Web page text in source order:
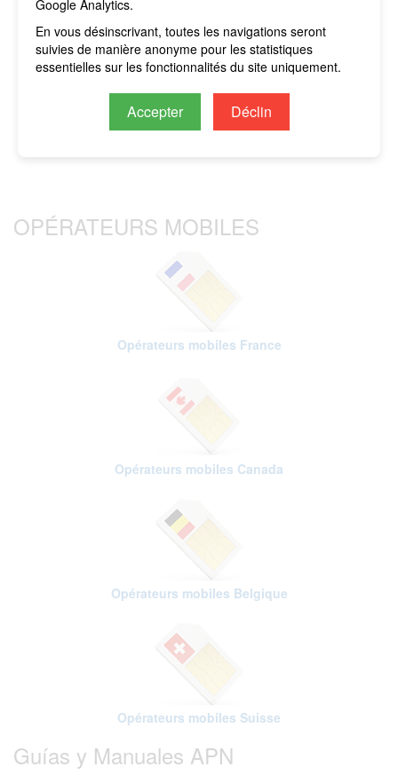
Google Analytics.
En vous désinscrivant, toutes les navigations seront
suivies de manière anonyme pour les statistiques
essentielles sur les fonctionnalités du site uniquement.
Accepter Déclin
IMPORTANT: si vous n'avez pas de forfait actif,
vous ne devez pas activer le trafic de données et/ou
nova 12 Propour éviter d'encourir des. Tous les frais
seront imputés sur le crédit restant.
OPÉRATEURS MOBILES
Opérateurs mobiles France
Opérateurs mobiles Canada
Opérateurs mobiles Belgique
Opérateurs mobiles Suisse
Guías y Manuales APN